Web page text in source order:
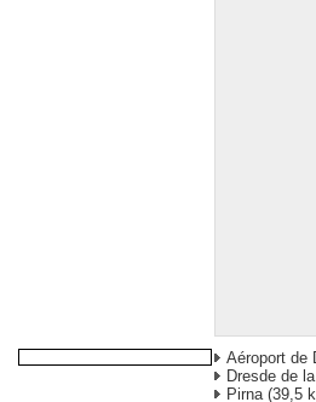
Aéroport de
Dresde de
Pirna (39,5